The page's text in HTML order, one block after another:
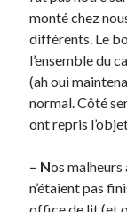
Bon plan du
Coup de coeur
Daddy
Engagé
Geek
Green
Lectures
Lyon
Lyon à Livre Ouvert
monté chez
différents. Le
l’ensemble du
(ah oui
normal. Côté
ont repris
– Nos malheurs
n’étaient pas